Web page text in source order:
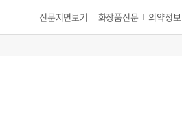
신문지면보기 화장품신문 의약정보